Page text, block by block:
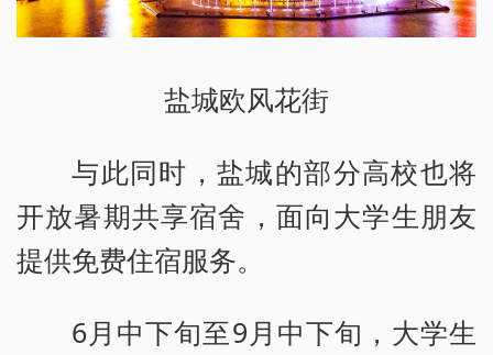
盐城欧风花街
与此同时，盐城的部分高校也将
开放暑期共享宿舍，面向大学生朋友
提供免费住宿服务。
6月中下旬至9月中下旬，大学生